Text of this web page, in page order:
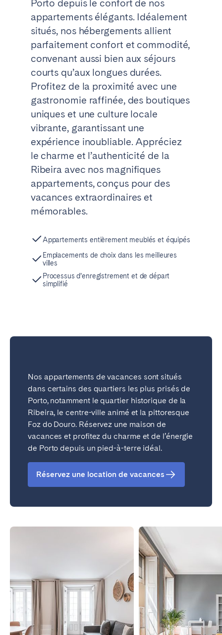
Porto depuis le confort de nos
appartements élégants. Idéalement
situés, nos hébergements allient
parfaitement confort et commodité,
convenant aussi bien aux séjours
courts qu’aux longues durées.
Profitez de la proximité avec une
gastronomie raffinée, des boutiques
uniques et une culture locale
vibrante, garantissant une
expérience inoubliable. Appréciez
le charme et l’authenticité de la
Ribeira avec nos magnifiques
appartements, conçus pour des
vacances extraordinaires et
mémorables.
Nos appartements de vacances sont situés
dans certains des quartiers les plus prisés de
Porto, notamment le quartier historique de la
Ribeira, le centre-ville animé et la pittoresque
Foz do Douro. Réservez une maison de
vacances et profitez du charme et de l’énergie
de Porto depuis un pied-à-terre idéal.
Réservez une location de vacances
Appartements entièrement meublés et équipés
Emplacements de choix dans les meilleures
villes
Processus d’enregistrement et de départ
simplifié